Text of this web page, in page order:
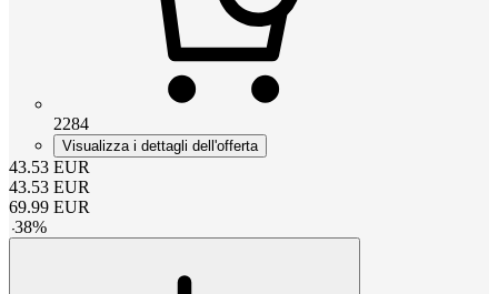
2284
Visualizza i dettagli dell'offerta
43.53 EUR
43.53 EUR
69.99 EUR
-38%